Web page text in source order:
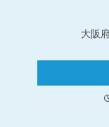
大阪